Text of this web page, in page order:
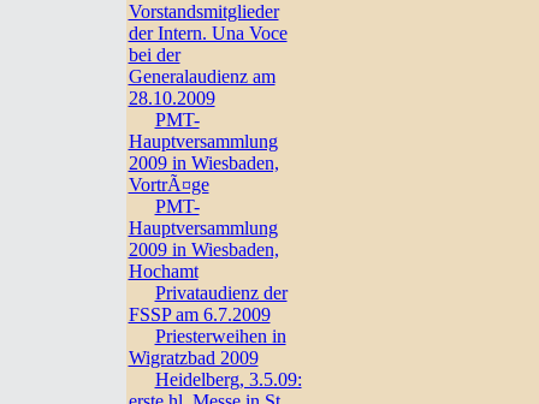
Vorstandsmitglieder
der Intern. Una Voce
bei der
Generalaudienz am
28.10.2009
PMT-
Hauptversammlung
2009 in Wiesbaden,
VortrÃ¤ge
PMT-
Hauptversammlung
2009 in Wiesbaden,
Hochamt
Privataudienz der
FSSP am 6.7.2009
Priesterweihen in
Wigratzbad 2009
Heidelberg, 3.5.09: